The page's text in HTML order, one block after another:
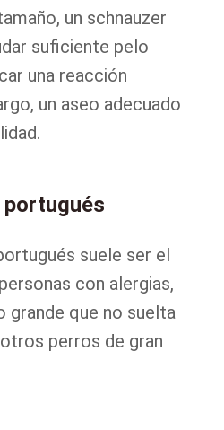
un schnauzer
suficiente pelo
una reacción
un aseo adecuado
portugués
suele ser el
con alergias,
grande que no suelta
perros de gran